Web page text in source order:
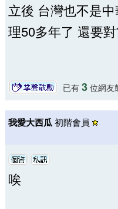
立後 台灣也不是
理50多年了 還要
已有 3位網友
我愛大西瓜初階會員
唉